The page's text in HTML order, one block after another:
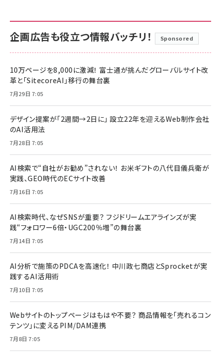
企画広告も役立つ情報バッチリ！ Sponsored
10万ページを8,000に激減！ 富士通が挑んだグローバルサイト改
革と「SitecoreAI」移行の舞台裏
7月29日 7:05
デザイン提案が「2週間→2日に」 設立22年を迎えるWeb制作会社
のAI活用法
7月28日 7:05
AI検索で“自社がお勧め”されない！ お米ギフトの八代目儀兵衛が
実践、GEO時代のECサイト改善
7月16日 7:05
AI検索時代、なぜSNSが重要？ フジドリームエアラインズが実
践“フォロワー6倍・UGC200％増”の舞台裏
7月14日 7:05
AI分析で施策のPDCAを高速化！ 中川政七商店とSprocketが実
践するAI活用術
7月10日 7:05
Webサイトのトップページはもはや不要？ 商品情報を「売れるコン
テンツ」に変えるPIM/DAM連携
7月8日 7:05